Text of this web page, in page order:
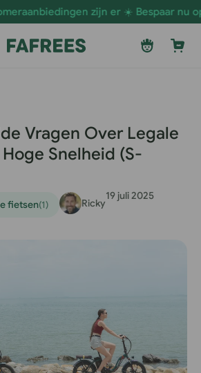
zijn er ☀️ Bespaar nu op E-
Inloggen
Vragen Over Legale
Snelheid (S-
fietsen(1) Ricky
19 juli 2025